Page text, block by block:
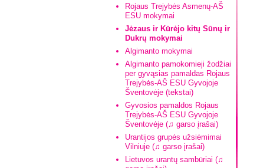
Rojaus Trejybės Asmenų-AŠ
ESU mokymai
Jėzaus ir Kūrėjo kitų Sūnų ir
Dukrų mokymai
Algimanto mokymai
Algimanto pamokomieji žodžiai
per gyvąsias pamaldas Rojaus
Trejybės-AŠ ESU Gyvojoje
Šventovėje (tekstai)
Gyvosios pamaldos Rojaus
Trejybės-AŠ ESU Gyvojoje
Šventovėje (♫ garso įrašai)
Urantijos grupės užsiėmimai
Vilniuje (♫ garso įrašai)
Lietuvos urantų sambūriai (♫